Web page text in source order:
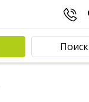
Поиск